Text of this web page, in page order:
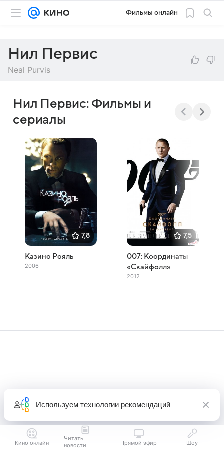
Фильмы онлайн
Нил Первис
Neal Purvis
Нил Первис: Фильмы и
сериалы
7,8
Казино Рояль
2006
7,5
007: Координаты
«Скайфолл»
2012
Кино онлайн
Читать
новости
Прямой эфир Шоу
Используем технологии рекомендаций